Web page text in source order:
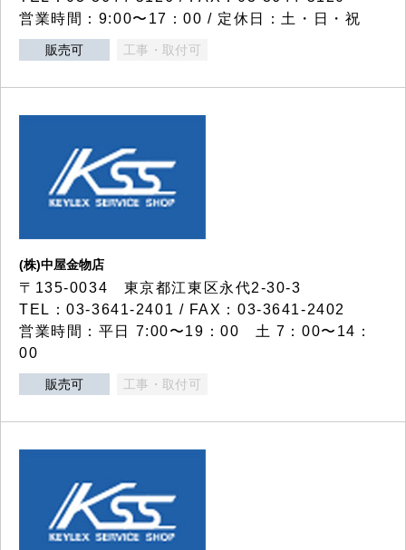
営業時間：9:00〜17：00 / 定休日：土・日・祝
販売可 工事・取付可
(株)中屋金物店
〒135-0034 東京都江東区永代2-30-3
TEL：03-3641-2401 / FAX：03-3641-2402
営業時間：平日 7:00〜19：00 土 7：00〜14：
00
販売可 工事・取付可